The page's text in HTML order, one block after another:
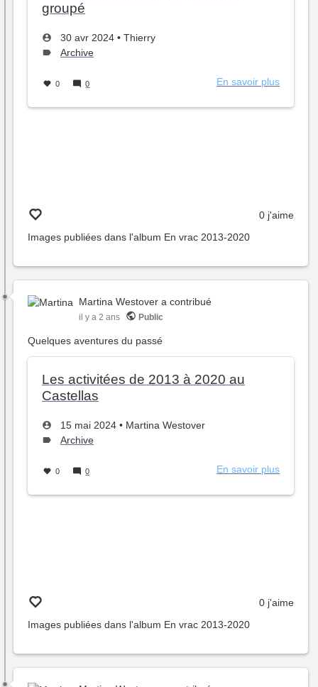
groupé
Créé
le
30 avr 2024 •
par
Thierry
Type
sujet :
Archive
0 0 En savoir plus
version
0 j'aime
Images publiées dans l'album En vrac 2013-2020
Martina Westover a contribué
il y a 2 ans Public
Quelques aventures du passé
Les activitées de 2013 à 2020 au
Castellas
Créé
le
15 mai 2024 •
par
Martina Westover
Type
sujet :
Archive
0 0 En savoir plus
0 j'aime
Images publiées dans l'album En vrac 2013-2020